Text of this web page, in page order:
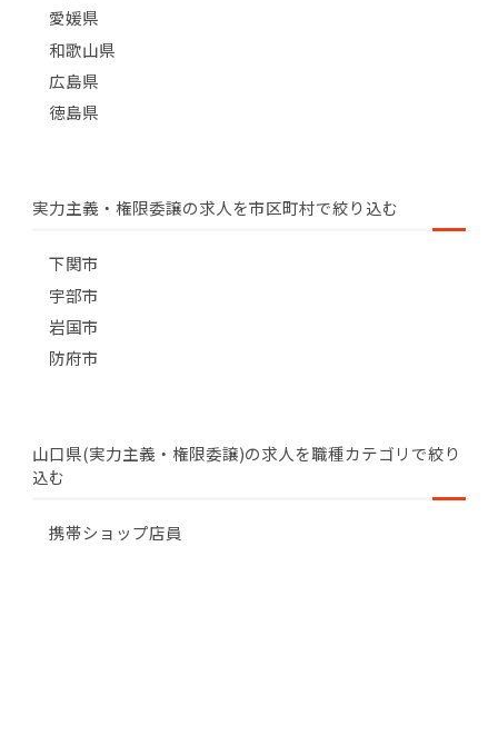
愛媛県
和歌山県
広島県
徳島県
実力主義・権限委譲の求人を市区町村で絞り込む
下関市
宇部市
岩国市
防府市
山口県(実力主義・権限委譲)の求人を職種カテゴリで絞り
込む
携帯ショップ店員